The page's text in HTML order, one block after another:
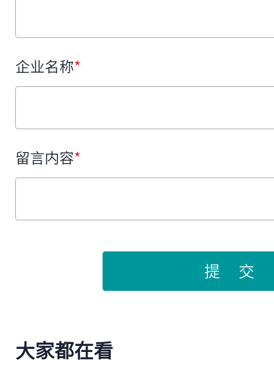
企业名称*
留言内容*
提 交
大家都在看